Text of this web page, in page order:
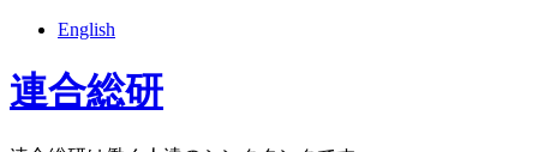
English
連合総研